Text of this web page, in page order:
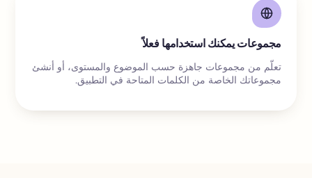
مجموعات يمكنك استخدامها فعلاً
تعلّم من مجموعات جاهزة حسب الموضوع والمستوى، أو أنشئ
مجموعاتك الخاصة من الكلمات المتاحة في التطبيق.